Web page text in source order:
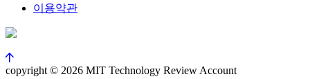
이용약관
copyright © 2026 MIT Technology Review Account